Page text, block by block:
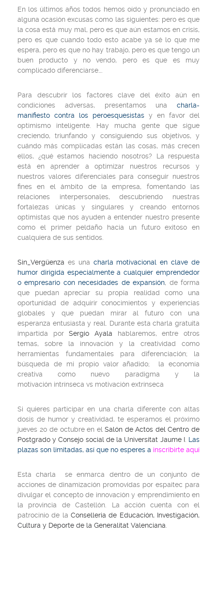
En los últimos años todos hemos oído y pronunciado en
alguna ocasión excusas como las siguientes: pero es que
la cosa está muy mal, pero es que aún estamos en crisis,
pero es que cuando todo esto acabe ya sé lo que me
espera, pero es que no hay trabajo, pero es que tengo un
buen producto y no vendo, pero es que es muy
complicado diferenciarse….
Para descubrir los factores clave del éxito aún en
condiciones adversas, presentamos una charla-
manifiesto contra los peroesquesistas y en favor del
optimismo inteligente. Hay mucha gente que sigue
creciendo, triunfando y consiguiendo sus objetivos, y
cuándo más complicadas están las cosas, más crecen
ellos, ¿qué estamos haciendo nosotros? La respuesta
está en aprender a optimizar nuestros recursos y
nuestros valores diferenciales para conseguir nuestros
fines en el ámbito de la empresa, fomentando las
relaciones interpersonales, descubriendo nuestras
fortalezas únicas y singulares y creando entornos
optimistas que nos ayuden a entender nuestro presente
como el primer peldaño hacia un futuro exitoso en
cualquiera de sus sentidos.
Sin_Vergüenza es una charla motivacional en clave de
humor dirigida especialmente a cualquier emprendedor
o empresario con necesidades de expansión, de forma
que puedan apreciar su propia realidad como una
oportunidad de adquirir conocimientos y experiencias
globales y que puedan mirar al futuro con una
esperanza entusiasta y real. Durante esta charla gratuita
impartida porSergio Ayala hablaremos, entre otros
temas, sobre la innovación y la creatividad como
herramientas fundamentales para diferenciación; la
búsqueda de mi propio valor añadido; la economía
creativa como nuevo paradigma y la
motivación intrínseca vs motivación extrínseca
Si quieres participar en una charla diferente con altas
dosis de humor y creatividad, te esperamos el próximo
jueves 20 de octubre en elSalón de Actos del Centro de
Postgrado y Consejo social de la Universitat Jaume I. Las
plazas son limitadas, así que no esperes a inscribirte aquí
Esta charla se enmarca dentro de un conjunto de
acciones de dinamización promovidas por espaitec para
divulgar el concepto de innovación y emprendimiento en
la provincia de Castellón. La acción cuenta con el
patrocinio de la Conselleria de Educación, Investigación,
Cultura y Deporte de la Generalitat Valenciana